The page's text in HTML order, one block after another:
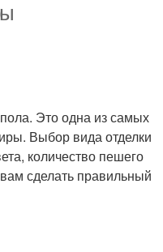
Это одна из самых
Выбор вида отделки
количество пешего
сделать правильный